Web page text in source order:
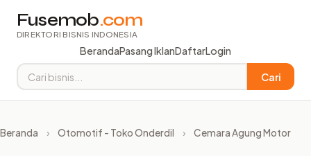
Fusemob.com
DIREKTORI BISNIS INDONESIA
BerandaPasang IklanDaftarLogin
Cari
Beranda › Otomotif - Toko Onderdil › Cemara Agung Motor